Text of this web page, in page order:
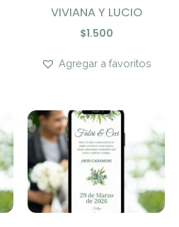
VIVIANA Y LUCIO
$1.500
Agregar a favoritos